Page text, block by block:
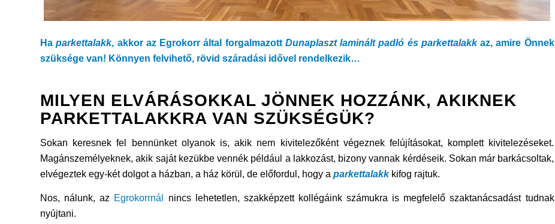
Haparkettalakk, akkor az Egrokorr által forgalmazott Dunaplaszt laminált padló és parkettalakkaz, amire Önnek
szüksége van! Könnyen felvihető, rövid száradási idővel rendelkezik…
MILYEN ELVÁRÁSOKKAL JÖNNEK HOZZÁNK, AKIKNEK
PARKETTALAKKRA VAN SZÜKSÉGÜK?
Sokan keresnek fel bennünket olyanok is, akik nem kivitelezőként végeznek felújításokat, komplett kivitelezéseket.
Magánszemélyeknek, akik saját kezükbe vennék például a lakkozást, bizony vannak kérdéseik. Sokan már barkácsoltak,
elvégeztek egy-két dolgot a házban, a ház körül, de előfordul, hogy a parkettalakkkifog rajtuk.
Nos, nálunk, az Egrokorrnál
nincs lehetetlen, szakképzett kollégáink számukra is megfelelő szaktanácsadást tudnak
nyújtani.